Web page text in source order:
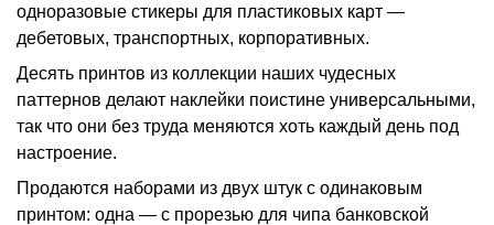
одноразовые стикеры для пластиковых карт —
дебетовых, транспортных, корпоративных.
Десять принтов из коллекции наших чудесных
паттернов делают наклейки поистине универсальными,
так что они без труда меняются хоть каждый день под
настроение.
Продаются наборами из двух штук с одинаковым
принтом: одна — с прорезью для чипа банковской